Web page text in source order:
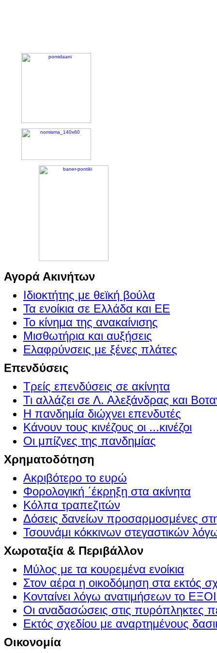
Αγορά Ακινήτων
Ιδιοκτήτης με θεϊκή βούλα
Τα ενοίκια σε Ελλάδα και ΕΕ
Το κίνημα της ανακαίνισης
Μισθωτήρια και αυξήσεις
Ελαφρύνσεις με ξένες πλάτες
Επενδύσεις
Τρείς επενδύσεις σε ακίνητα
Τι αλλάζει σε Λ. Αλεξάνδρας και
Η πανδημία διώχνει επενδυτές
Κάνουν τους κινέζους οι ...κινέζοι
Οι μπίζνες της πανδημίας
Χρηματοδότηση
Ακριβότερο το ευρώ
Φορολογική ΄έκρηξη στα ακίνητα
Κόλπα τραπεζιτών
Δόσεις δανείων προσαρμοσμένες
Τσουνάμι κόκκινων στεγαστικών
Χωροταξία & Περιβάλλον
Μύλος με τα κουρεμένα ενοίκια
Στον αέρα η οικοδόμηση στα εκτός
Κονταίνει λόγω ανατιμήσεων το
Οι αναδασώσεις στις πυρόπληκτες
Εκτός σχεδίου με αναρτημένους
Οικονομία